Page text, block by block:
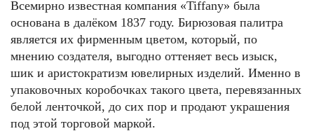
Всемирно известная компания «Tiffany» была
основана в далёком 1837 году. Бирюзовая палитра
является их фирменным цветом, который, по
мнению создателя, выгодно оттеняет весь изыск,
шик и аристократизм ювелирных изделий. Именно в
упаковочных коробочках такого цвета, перевязанных
белой ленточкой, до сих пор и продают украшения
под этой торговой маркой.